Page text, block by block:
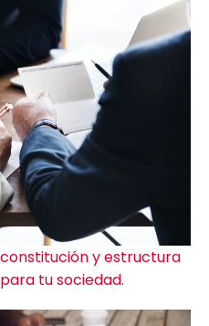
y estructura
tu sociedad.